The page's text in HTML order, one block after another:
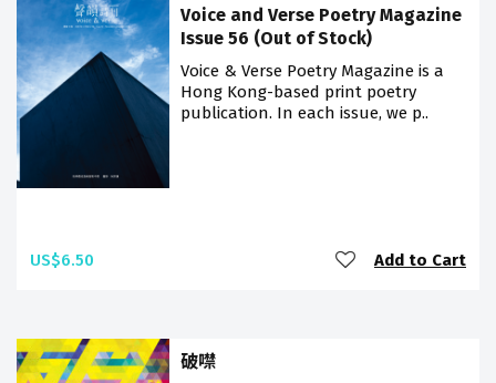
Voice and Verse Poetry Magazine
Issue 56 (Out of Stock)
Voice & Verse Poetry Magazine is a
Hong Kong-based print poetry
publication. In each issue, we p..
US$6.50 Add to Cart
破噤